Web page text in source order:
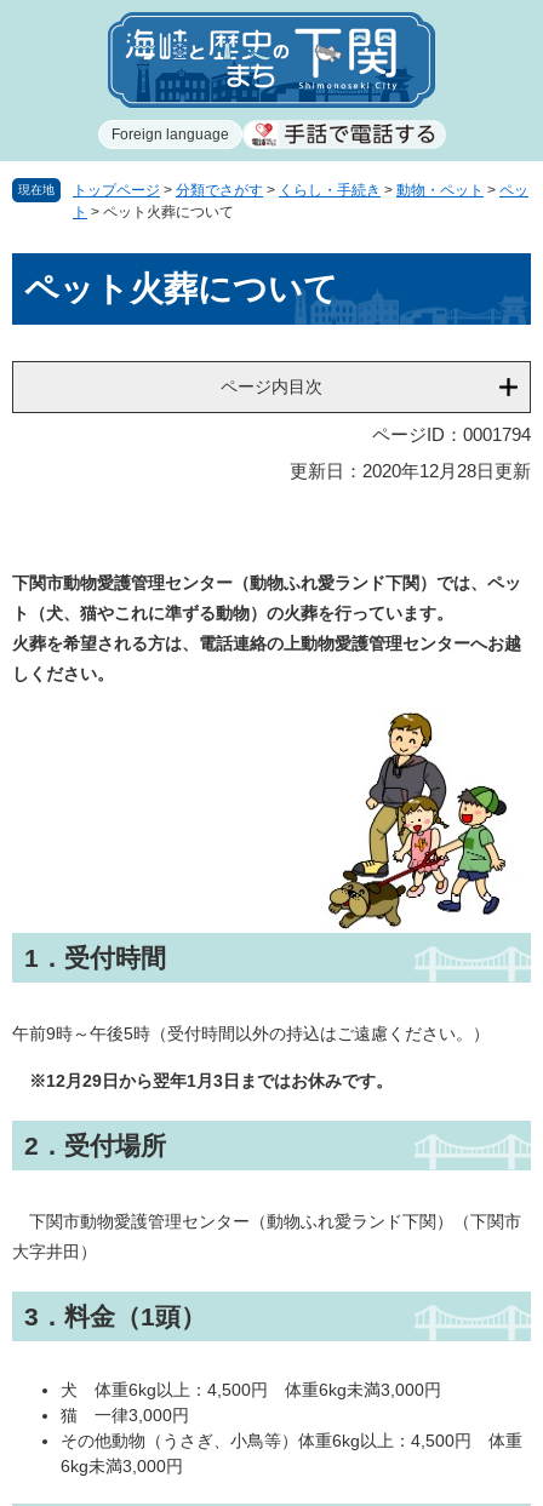
で
ば
Foreign language
現在地 トップページ > 分類でさがす > くらし・手続き > 動物・ペット > ペッ
ト > ペット火葬について
文ペット火葬について
ページ内目次
ページID：0001794
更新日：2020年12月28日更新
下関市動物愛護管理センター（動物ふれ愛ランド下関）では、ペッ
ト（犬、猫やこれに準ずる動物）の火葬を行っています。
火葬を希望される方は、電話連絡の上動物愛護管理センターへお越
しください。
1．受付時間
午前9時～午後5時（受付時間以外の持込はご遠慮ください。）
※12月29日から翌年1月3日まではお休みです。
2．受付場所
下関市動物愛護管理センター（動物ふれ愛ランド下関）（下関市
大字井田）
3．料金（1頭）
犬 体重6kg以上：4,500円 体重6kg未満3,000円
猫 一律3,000円
その他動物（うさぎ、小鳥等）体重6kg以上：4,500円 体重
6kg未満3,000円